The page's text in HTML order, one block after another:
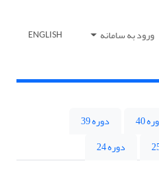
ورود به سامانه ENGLISH
40
دوره 39
دوره 24